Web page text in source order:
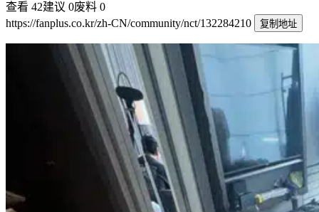
查看 42建议 0废料 0
https://fanplus.co.kr/zh-CN/community/nct/132284210
复制地址